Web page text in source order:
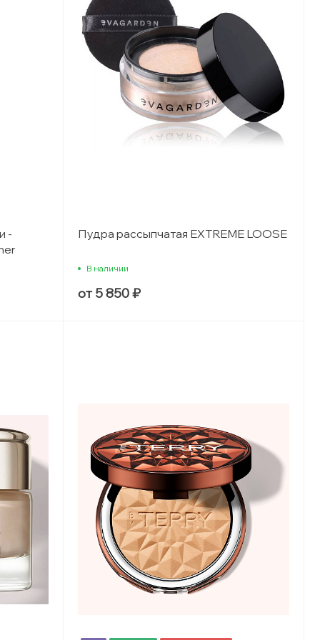
-
Пудра рассыпчатая EXTREME LOOSE
В наличии
от 5 850 ₽